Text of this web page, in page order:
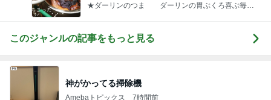
★ダーリンのつま ダーリンの胃ぶくろ喜ぶ毎日
このジャンルの記事をもっと見る
神がかってる掃除機
Amebaトピックス 7時間前